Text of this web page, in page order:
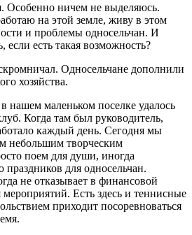
Особенно ничем не выделяюсь.
на этой земле, живу в этом
и проблемы односельчан. И
есть такая возможность?
Односельчане дополнили
хозяйства.
нашем маленьком поселке удалось
Когда там был руководитель,
каждый день. Сегодня мы
небольшим творческим
поем для души, иногда
для односельчан.
не отказывает в финансовой
Есть здесь и теннисные
приходит посоревноваться